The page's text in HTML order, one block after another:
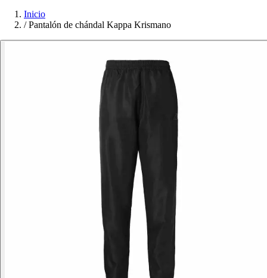
Inicio
/ Pantalón de chándal Kappa Krismano